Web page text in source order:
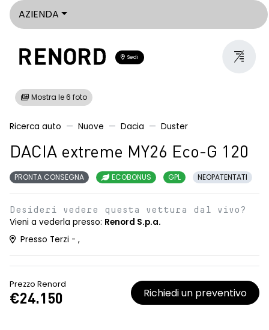
AZIENDA
Sedi
Mostra le 6 foto
Ricerca auto Nuove Dacia Duster
DACIA extreme MY26 Eco-G 120
PRONTA CONSEGNA ECOBONUS GPL NEOPATENTATI
Desideri vedere questa vettura dal vivo?
Vieni a vederla presso: Renord S.p.a.
Presso Terzi - ,
Prezzo Renord
€24.150 Richiedi un preventivo